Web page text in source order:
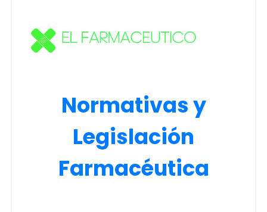
Normativas y
Legislación
Farmacéutica